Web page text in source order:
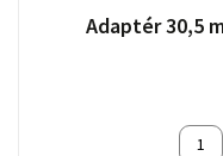
Adaptér 30,5